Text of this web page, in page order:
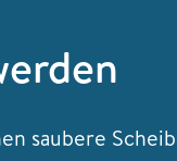
saubere